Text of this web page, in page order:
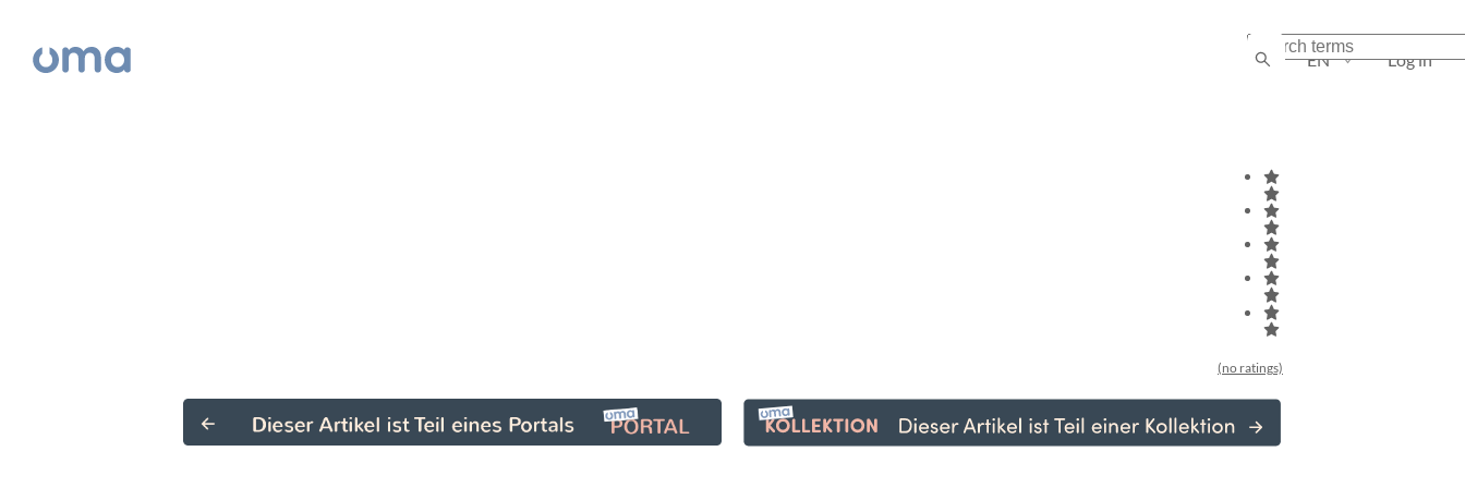
EN Log in
(no ratings)